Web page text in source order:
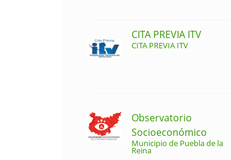
CITA PREVIA ITV
CITA PREVIA ITV
Observatorio
Socioeconómico
Municipio de Puebla de la
Reina